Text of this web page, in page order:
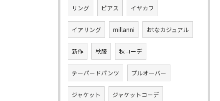
リング ピアス イヤカフ
イアリング millanni おtなカジュアル
新作 秋服 秋コーデ
テーパードパンツ プルオーバー
ジャケット ジャケットコーデ